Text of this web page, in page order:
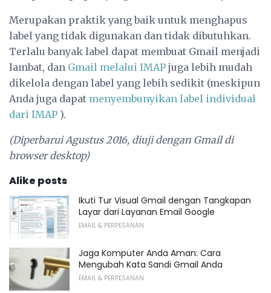
Merupakan praktik yang baik untuk menghapus
label yang tidak digunakan dan tidak dibutuhkan.
Terlalu banyak label dapat membuat Gmail menjadi
lambat, dan Gmail melalui IMAP juga lebih mudah
dikelola dengan label yang lebih sedikit (meskipun
Anda juga dapat menyembunyikan label individual
dari IMAP ).
(Diperbarui Agustus 2016, diuji dengan Gmail di
browser desktop)
Alike posts
Ikuti Tur Visual Gmail dengan Tangkapan
Layar dari Layanan Email Google
EMAIL & PERPESANAN
Jaga Komputer Anda Aman: Cara
Mengubah Kata Sandi Gmail Anda
EMAIL & PERPESANAN